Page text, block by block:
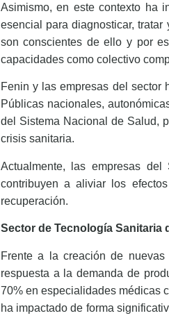
Asimismo, en este contexto ha
esencial para diagnosticar,
son conscientes de ello y por
capacidades como colectivo
Fenin y las empresas del sector
Públicas nacionales,
del Sistema Nacional de Salud,
crisis sanitaria.
Actualmente, las empresas
contribuyen a aliviar los
recuperación.
Sector de Tecnología Sanitaria
Frente a la creación de
respuesta a la demanda de
70% en especialidades médicas
ha impactado de forma